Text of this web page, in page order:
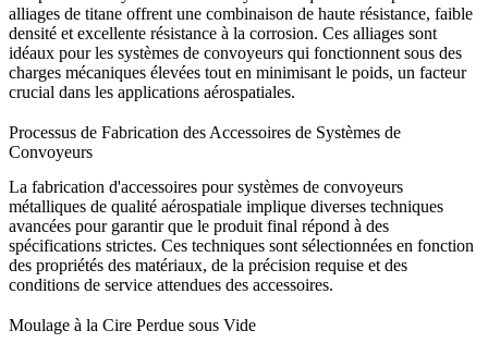
alliages de titane offrent une combinaison de haute résistance, faible
densité et excellente résistance à la corrosion. Ces alliages sont
idéaux pour les systèmes de convoyeurs qui fonctionnent sous des
charges mécaniques élevées tout en minimisant le poids, un facteur
crucial dans les applications aérospatiales.
Processus de Fabrication des Accessoires de Systèmes de
Convoyeurs
La fabrication d'accessoires pour systèmes de convoyeurs
métalliques de qualité aérospatiale implique diverses techniques
avancées pour garantir que le produit final répond à des
spécifications strictes. Ces techniques sont sélectionnées en fonction
des propriétés des matériaux, de la précision requise et des
conditions de service attendues des accessoires.
Moulage à la Cire Perdue sous Vide